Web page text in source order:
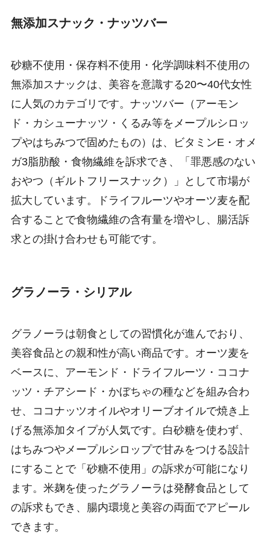
無添加スナック・ナッツバー
砂糖不使用・保存料不使用・化学調味料不使用の
無添加スナックは、美容を意識する20〜40代女性
に人気のカテゴリです。ナッツバー（アーモン
ド・カシューナッツ・くるみ等をメープルシロッ
プやはちみつで固めたもの）は、ビタミンE・オメ
ガ3脂肪酸・食物繊維を訴求でき、「罪悪感のない
おやつ（ギルトフリースナック）」として市場が
拡大しています。ドライフルーツやオーツ麦を配
合することで食物繊維の含有量を増やし、腸活訴
求との掛け合わせも可能です。
グラノーラ・シリアル
グラノーラは朝食としての習慣化が進んでおり、
美容食品との親和性が高い商品です。オーツ麦を
ベースに、アーモンド・ドライフルーツ・ココナ
ッツ・チアシード・かぼちゃの種などを組み合わ
せ、ココナッツオイルやオリーブオイルで焼き上
げる無添加タイプが人気です。白砂糖を使わず、
はちみつやメープルシロップで甘みをつける設計
にすることで「砂糖不使用」の訴求が可能になり
ます。米麹を使ったグラノーラは発酵食品として
の訴求もでき、腸内環境と美容の両面でアピール
できます。